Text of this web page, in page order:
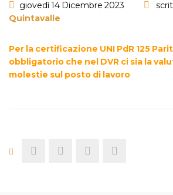
giovedì 14 Dicembre 2023
Quintavalle
Per la certificazione UNI PdR 125
obbligatorio che nel DVR ci sia la
molestie sul posto di lavoro